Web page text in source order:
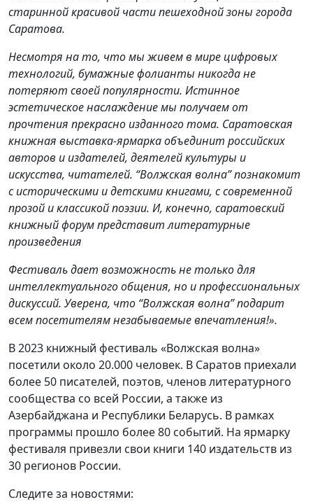
старинной красивой части пешеходной зоны города
Саратова.
Несмотря на то, что мы живем в мире цифровых
технологий, бумажные фолианты никогда не
потеряют своей популярности. Истинное
эстетическое наслаждение мы получаем от
прочтения прекрасно изданного тома. Саратовская
книжная выставка-ярмарка объединит российских
авторов и издателей, деятелей культуры и
искусства, читателей. “Волжская волна” познакомит
с историческими и детскими книгами, с современной
прозой и классикой поэзии. И, конечно, саратовский
книжный форум представит литературные
произведения
Фестиваль дает возможность не только для
интеллектуального общения, но и профессиональных
дискуссий. Уверена, что “Волжская волна” подарит
всем посетителям незабываемые впечатления!».
В 2023 книжный фестиваль «Волжская волна»
посетили около 20.000 человек. В Саратов приехали
более 50 писателей, поэтов, членов литературного
сообщества со всей России, а также из
Азербайджана и Республики Беларусь. В рамках
программы прошло более 80 событий. На ярмарку
фестиваля привезли свои книги 140 издательств из
30 регионов России.
Следите за новостями: